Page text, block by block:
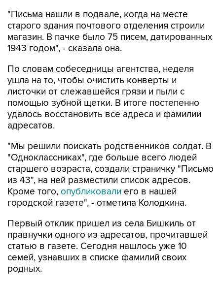
"Письма нашли в подвале, когда на месте
старого здания почтового отделения строили
магазин. В пачке было 75 писем, датированных
1943 годом", - сказала она.
По словам собеседницы агентства, неделя
ушла на то, чтобы очистить конверты и
листочки от слежавшейся грязи и пыли с
помощью зубной щетки. В итоге постепенно
удалось восстановить все адреса и фамилии
адресатов.
"Мы решили поискать родственников солдат. В
"Одноклассниках", где больше всего людей
старшего возраста, создали страничку "Письмо
из 43", на ней разместили список адресов.
Кроме того, опубликовали его в нашей
городской газете", - отметила Колодкина.
Первый отклик пришел из села Бишкиль от
правнучки одного из адресатов, прочитавшей
статью в газете. Сегодня нашлось уже 10
семей, узнавших в списке фамилий своих
родных.